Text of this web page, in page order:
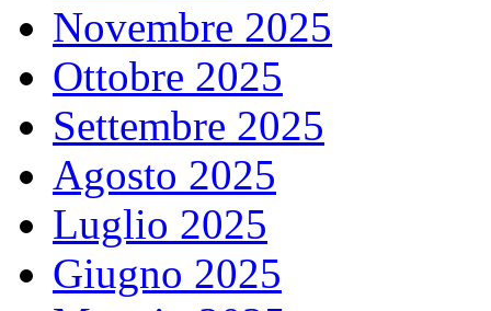
Novembre 2025
Ottobre 2025
Settembre 2025
Agosto 2025
Luglio 2025
Giugno 2025